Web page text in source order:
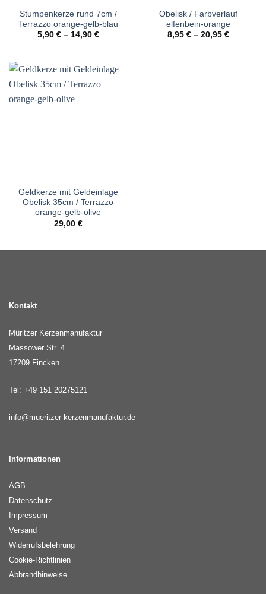
Stumpenkerze rund 7cm /
Terrazzo orange-gelb-blau
5,90 €– 14,90 €
Obelisk / Farbverlauf
elfenbein-orange
8,95 €– 20,95 €
Geldkerze mit Geldeinlage
Obelisk 35cm / Terrazzo
orange-gelb-olive
29,00 €
Kontakt
Müritzer Kerzenmanufaktur
Massower Str. 4
17209 Fincken
Tel: +49 151 20275121
info@mueritzer-kerzenmanufaktur.de
Informationen
AGB
Datenschutz
Impressum
Versand
Widerrufsbelehrung
Cookie-Richtlinien
Abbrandhinweise